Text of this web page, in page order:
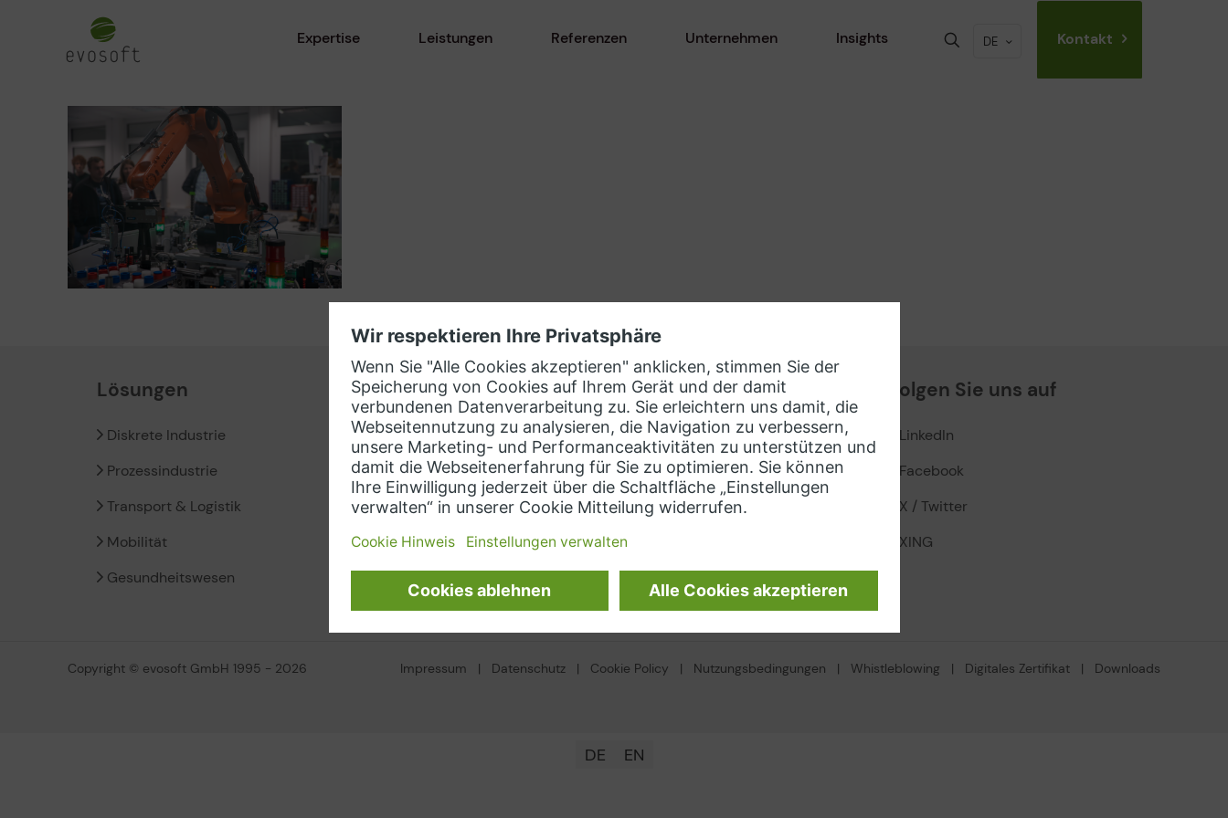
Expertise Leistungen Referenzen Unternehmen Insights DE Kontakt
Lösungen
Diskrete Industrie
Prozessindustrie
Transport & Logistik
Mobilität
Gesundheitswesen
Partner-Ökosystem
Siemens
Insights Hub (MindSphere)
Microsoft Azure
Amazon Web Services
evosoft Kontakt
Kontaktieren Sie uns
Sprache auswählen
Folgen Sie uns auf
LinkedIn
Facebook
X / Twitter
XING
Copyright © evosoft GmbH 1995 - 2026 Impressum | Datenschutz | Cookie Policy | Nutzungsbedingungen | Whistleblowing | Digitales Zertifikat | Downloads
DE EN